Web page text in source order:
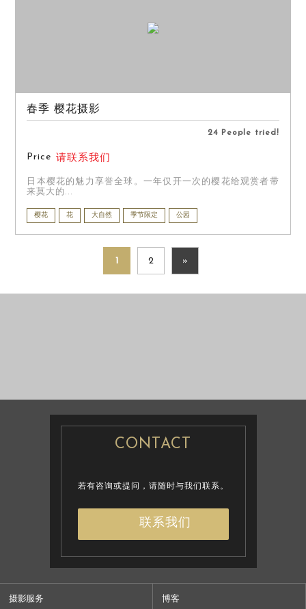
春季 樱花摄影
24 People tried!
Price 请联系我们
日本樱花的魅力享誉全球。一年仅开一次的樱花给观赏者带
来莫大的...
樱花 花 大自然 季节限定 公园
1 2 »
摄影服务 博客
CONTACT
若有咨询或提问，请随时与我们联系。
联系我们